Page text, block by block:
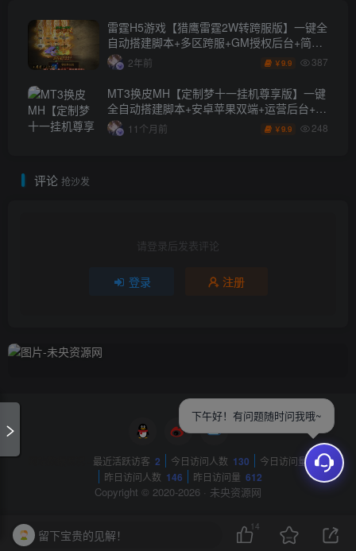
雷霆H5游戏【猎鹰雷霆2W转跨服版】一键全
自动搭建脚本+多区跨服+GM授权后台+简易
安卓APP
2年前 ￥9.9 387
MT3换皮MH【定制梦十一挂机尊享版】一键
全自动搭建脚本+安卓苹果双端+运营后台+全
套源码11个月前 ￥9.9 248
评论 抢沙发
请登录后发表评论
登录 注册
最近活跃访客 2 今日访问人数 130 今日访问量 404
昨日访问人数 146 昨日访问量 612
Copyright © 2020-2026 · 未央资源网
留下宝贵的见解！
14
下午好！有问题随时问我哦~